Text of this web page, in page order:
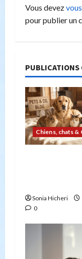
o
’
a
r
t
l
e
Vous devez
pour publier un
PUBLICATIONS
Chiens, chats &
Sonia Hicheri
0